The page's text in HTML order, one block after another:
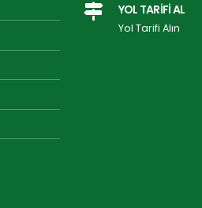
YOL TARİFİ AL
Yol Tarifi Alın